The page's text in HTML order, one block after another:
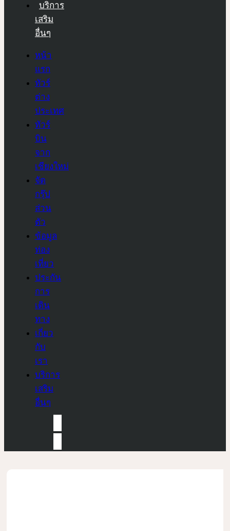
บริการ
เสริม
อื่นๆ
หน้า
แรก
ทัวร์
ต่าง
ประเทศ
ทัวร์
บิน
จาก
เชียงใหม่
จัด
กรุ๊ป
ส่วน
ตัว
ข้อมูล
ท่อง
เที่ยว
ประกัน
การ
เดิน
ทาง
เกี่ยว
กับ
เรา
บริการ
เสริม
อื่นๆ